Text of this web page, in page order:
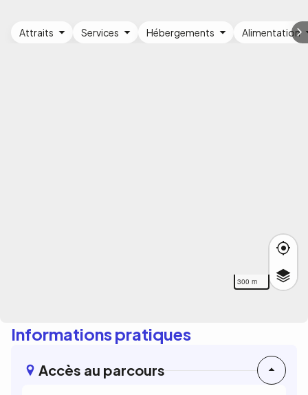
300 m
Attraits Services Hébergements Alimentation
Informations pratiques
Accès au parcours